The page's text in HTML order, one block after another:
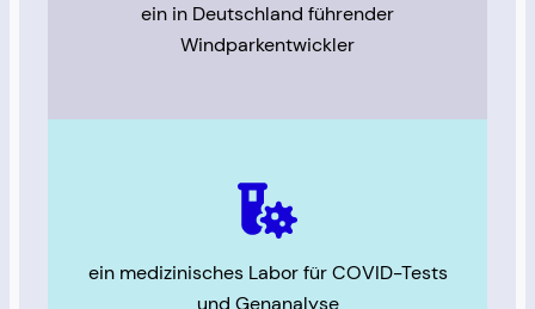
ein in Deutschland führender
Windparkentwickler
ein medizinisches Labor für COVID-Tests
und Genanalyse